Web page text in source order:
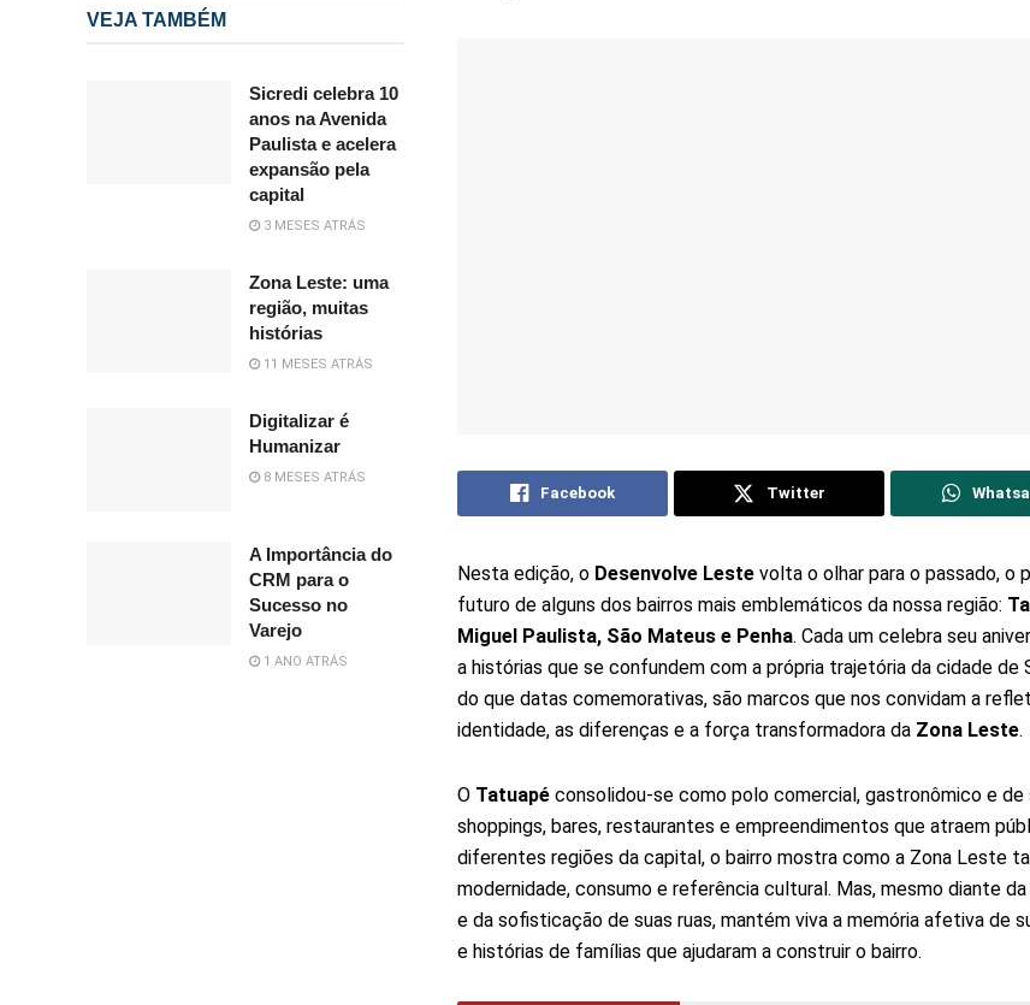
Facebook Twitter
Nesta edição, o Desenvolve Lestevolta o olhar para o passado, o
futuro de alguns dos bairros mais emblemáticos da nossa região:
Miguel Paulista, São Mateus e Penha. Cada um celebra seu
a histórias que se confundem com a própria trajetória da cidade de
do que datas comemorativas, são marcos que nos convidam a
identidade, as diferenças e a força transformadora da Zona Leste.
O Tatuapéconsolidou-se como polo comercial, gastronômico e de
shoppings, bares, restaurantes e empreendimentos que atraem
diferentes regiões da capital, o bairro mostra como a Zona Leste
modernidade, consumo e referência cultural. Mas, mesmo diante
e da sofisticação de suas ruas, mantém viva a memória afetiva de
e histórias de famílias que ajudaram a construir o bairro.
VEJA TAMBÉM
Sicredi celebra 10
anos na Avenida
Paulista e acelera
expansão pela
capital
3 MESES ATRÁS
Zona Leste: uma
região, muitas
histórias
11 MESES ATRÁS
Digitalizar é
Humanizar
8 MESES ATRÁS
A Importância do
CRM para o
Sucesso no
Varejo
1 ANO ATRÁS